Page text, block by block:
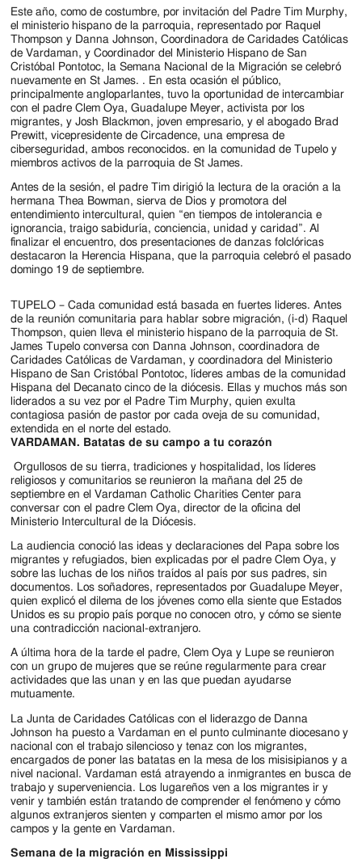
Este año, como de costumbre, por invitación del Padre Tim Murphy,
el ministerio hispano de la parroquia, representado por Raquel
Thompson y Danna Johnson, Coordinadora de Caridades Católicas
de Vardaman, y Coordinador del Ministerio Hispano de San
Cristóbal Pontotoc, la Semana Nacional de la Migración se celebró
nuevamente en St James. . En esta ocasión el público,
principalmente angloparlantes, tuvo la oportunidad de intercambiar
con el padre Clem Oya, Guadalupe Meyer, activista por los
migrantes, y Josh Blackmon, joven empresario, y el abogado Brad
Prewitt, vicepresidente de Circadence, una empresa de
ciberseguridad, ambos reconocidos. en la comunidad de Tupelo y
miembros activos de la parroquia de St James.
Antes de la sesión, el padre Tim dirigió la lectura de la oración a la
hermana Thea Bowman, sierva de Dios y promotora del
entendimiento intercultural, quien “en tiempos de intolerancia e
ignorancia, traigo sabiduría, conciencia, unidad y caridad”. Al
finalizar el encuentro, dos presentaciones de danzas folclóricas
destacaron la Herencia Hispana, que la parroquia celebró el pasado
domingo 19 de septiembre.
TUPELO – Cada comunidad está basada en fuertes lideres. Antes
de la reunión comunitaria para hablar sobre migración, (i-d) Raquel
Thompson, quien lleva el ministerio hispano de la parroquia de St.
James Tupelo conversa con Danna Johnson, coordinadora de
Caridades Católicas de Vardaman, y coordinadora del Ministerio
Hispano de San Cristóbal Pontotoc, líderes ambas de la comunidad
Hispana del Decanato cinco de la diócesis. Ellas y muchos más son
liderados a su vez por el Padre Tim Murphy, quien exulta
contagiosa pasión de pastor por cada oveja de su comunidad,
extendida en el norte del estado.
VARDAMAN. Batatas de su campo a tu corazón
Orgullosos de su tierra, tradiciones y hospitalidad, los líderes
religiosos y comunitarios se reunieron la mañana del 25 de
septiembre en el Vardaman Catholic Charities Center para
conversar con el padre Clem Oya, director de la oficina del
Ministerio Intercultural de la Diócesis.
La audiencia conoció las ideas y declaraciones del Papa sobre los
migrantes y refugiados, bien explicadas por el padre Clem Oya, y
sobre las luchas de los niños traídos al país por sus padres, sin
documentos. Los soñadores, representados por Guadalupe Meyer,
quien explicó el dilema de los jóvenes como ella siente que Estados
Unidos es su propio país porque no conocen otro, y cómo se siente
una contradicción nacional-extranjero.
A última hora de la tarde el padre, Clem Oya y Lupe se reunieron
con un grupo de mujeres que se reúne regularmente para crear
actividades que las unan y en las que puedan ayudarse
mutuamente.
La Junta de Caridades Católicas con el liderazgo de Danna
Johnson ha puesto a Vardaman en el punto culminante diocesano y
nacional con el trabajo silencioso y tenaz con los migrantes,
encargados de poner las batatas en la mesa de los misisipianos y a
nivel nacional. Vardaman está atrayendo a inmigrantes en busca de
trabajo y superveniencia. Los lugareños ven a los migrantes ir y
venir y también están tratando de comprender el fenómeno y cómo
algunos extranjeros sienten y comparten el mismo amor por los
campos y la gente en Vardaman.
Semana de la migración en Mississippi